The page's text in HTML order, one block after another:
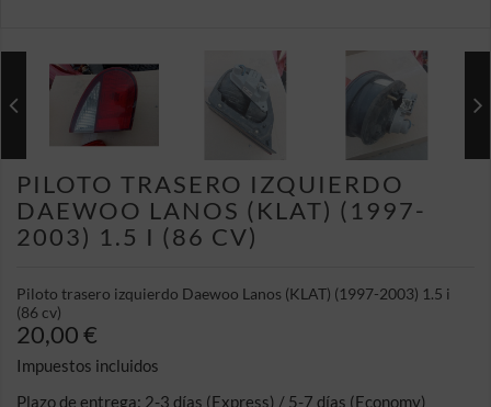
PILOTO TRASERO IZQUIERDO
DAEWOO LANOS (KLAT) (1997-
2003) 1.5 I (86 CV)
Piloto trasero izquierdo Daewoo Lanos (KLAT) (1997-2003) 1.5 i
(86 cv)
20,00 €
Impuestos incluidos
Plazo de entrega: 2-3 días (Express) / 5-7 días (Economy)